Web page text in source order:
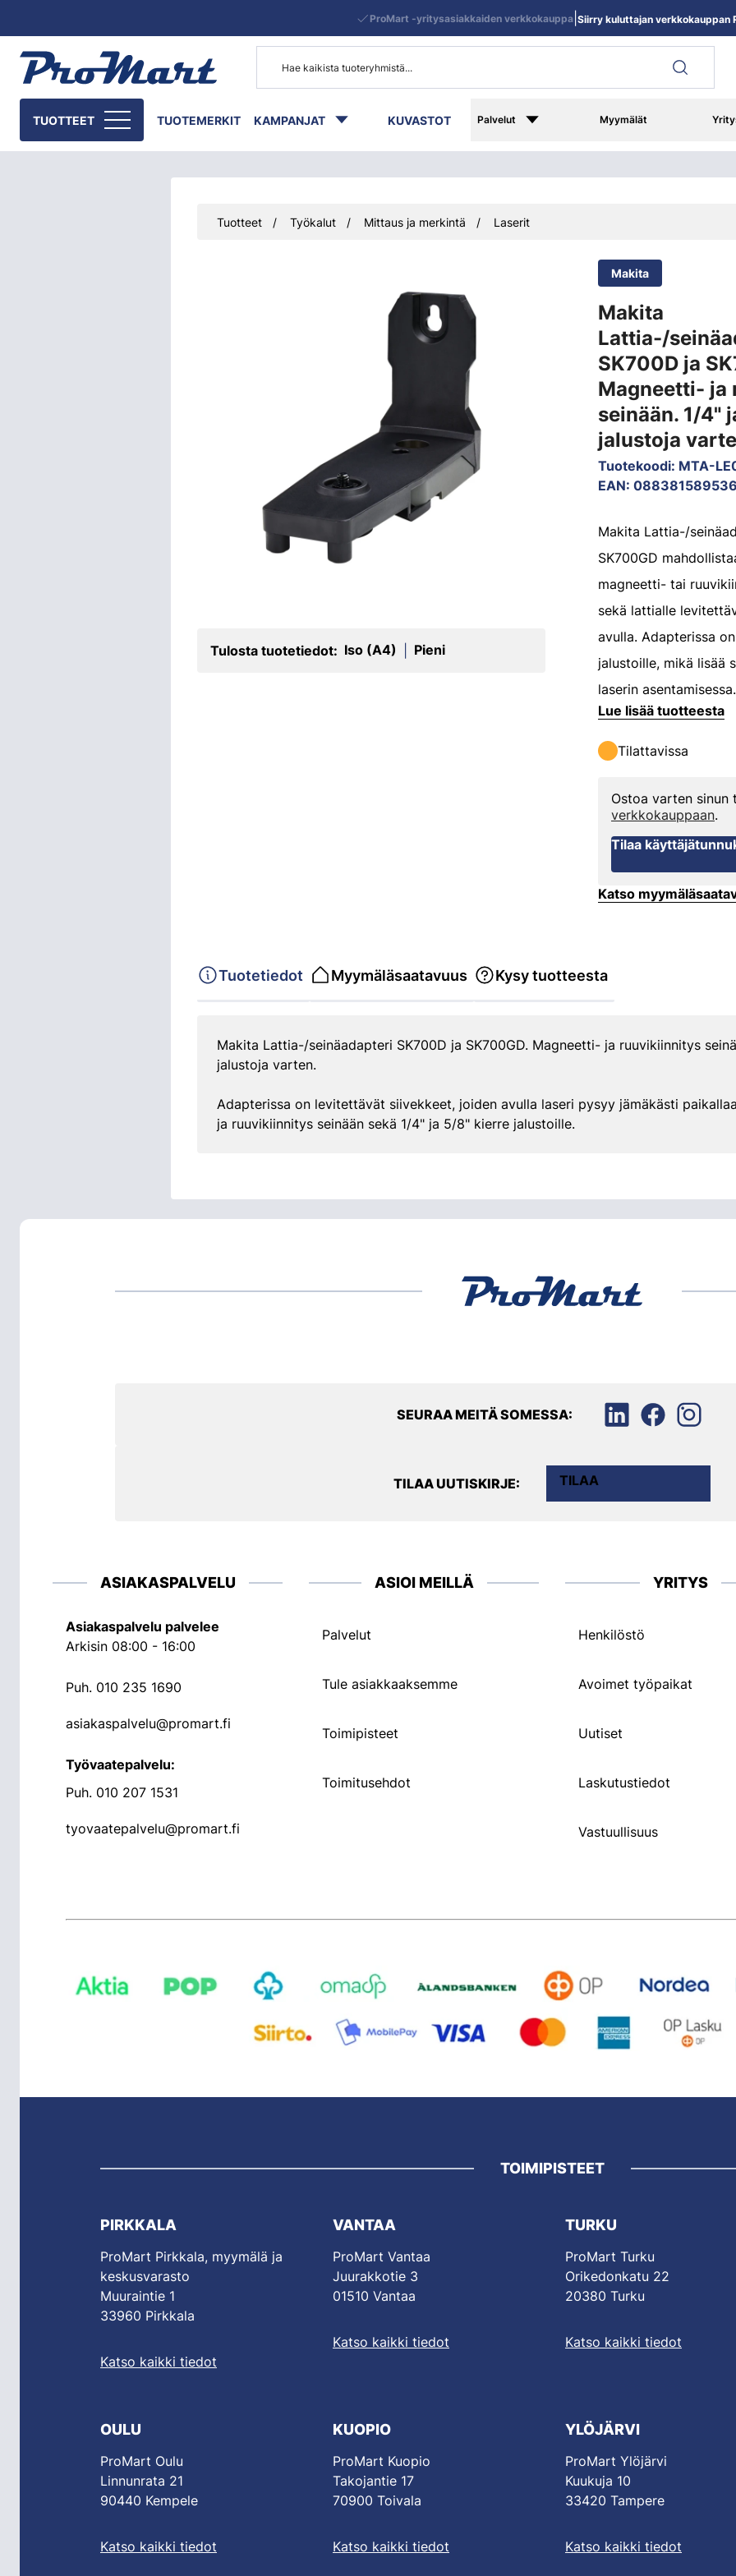
TUOTTEET TUOTEMERKIT KAMPANJAT KUVASTOT Palvelut Myymälät
ProMart -yritysasiakkaiden verkkokauppa| Siirry kuluttajan verkkokauppan
Tuotteet Työkalut Mittaus ja merkintä Laserit
Makita
Makita
Lattia-/
SK700D ja
Magneetti-
seinään. 1/4"
jalustoja
Tuotekoodi: MTA-
EAN: 088381589536
Tulosta tuotetiedot: Iso (A4) Pieni
Makita Lattia-/
SK700GD
magneetti- tai
sekä lattialle
avulla. Adapterissa
jalustoille, mikä lisää
laserin asentamisessa.
Lue lisää tuotteesta
Tilattavissa
Ostoa varten sinun
verkkokauppaan.
Tilaa
Katso
Tuotetiedot Myymäläsaatavuus Kysy tuotteesta
Makita Lattia-/seinäadapteri SK700D ja SK700GD. Magneetti- ja ruuvikiinnitys
jalustoja varten.
Adapterissa on levitettävät siivekkeet, joiden avulla laseri pysyy jämäkästi
ja ruuvikiinnitys seinään sekä 1/4" ja 5/8" kierre jalustoille.
SEURAA MEITÄ SOMESSA:
TILAA UUTISKIRJE: TILAA
ASIAKASPALVELU
Asiakaspalvelu palvelee
Arkisin 08:00 - 16:00
Puh. 010 235 1690
asiakaspalvelu@promart.fi
Työvaatepalvelu:
Puh. 010 207 1531
tyovaatepalvelu@promart.fi
ASIOI MEILLÄ
Palvelut
Tule asiakkaaksemme
Toimipisteet
Toimitusehdot
YRITYS
Henkilöstö
Avoimet työpaikat
Uutiset
Laskutustiedot
Vastuullisuus
TOIMIPISTEET
PIRKKALA
ProMart Pirkkala, myymälä ja
keskusvarasto
Muuraintie 1
33960 Pirkkala
Katso kaikki tiedot
VANTAA
ProMart Vantaa
Juurakkotie 3
01510 Vantaa
Katso kaikki tiedot
TURKU
ProMart Turku
Orikedonkatu 22
20380 Turku
Katso kaikki tiedot
OULU
ProMart Oulu
Linnunrata 21
90440 Kempele
Katso kaikki tiedot
KUOPIO
ProMart Kuopio
Takojantie 17
70900 Toivala
Katso kaikki tiedot
YLÖJÄRVI
ProMart Ylöjärvi
Kuukuja 10
33420 Tampere
Katso kaikki tiedot